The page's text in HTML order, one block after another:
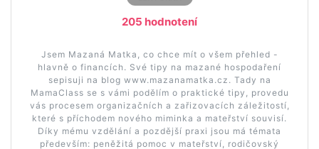
205 hodnotení
Jsem Mazaná Matka, co chce mít o všem přehled -
hlavně o financích. Své tipy na mazané hospodaření
sepisuji na blog www.mazanamatka.cz. Tady na
MamaClass se s vámi podělím o praktické tipy, provedu
vás procesem organizačních a zařizovacích záležitostí,
které s příchodem nového miminka a mateřství souvisí.
Díky mému vzdělání a pozdější praxi jsou má témata
především: peněžitá pomoc v mateřství, rodičovský